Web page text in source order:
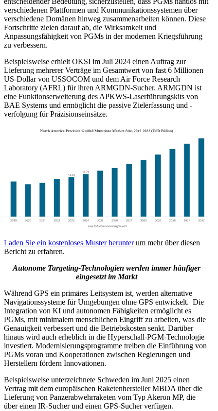
verschiedenen Plattformen und Kommunikationssystemen über
verschiedene Domänen hinweg zusammenarbeiten können. Diese
Fortschritte zielen darauf ab, die Wirksamkeit und
Anpassungsfähigkeit von PGMs in der modernen Kriegsführung
zu verbessern.
Beispielsweise erhielt OKSI im Juli 2024 einen Auftrag zur
Lieferung mehrerer Verträge im Gesamtwert von fast 6 Millionen
US-Dollar von USSOCOM und dem Air Force Research
Laboratory (AFRL) für ihren ARMGDN-Sucher. ARMGDN ist
eine Funktionserweiterung des APKWS-Laserführungskits von
BAE Systems und ermöglicht die passive Zielerfassung und -
verfolgung für Präzisionseinsätze.
Laden Sie ein kostenloses Muster herunterum mehr über diesen
Bericht zu erfahren.
Autonome Targeting-Technologien werden immer häufiger
eingesetztim Markt
Während GPS ein primäres Leitsystem ist, werden alternative
Navigationssysteme für Umgebungen ohne GPS entwickelt. Die
Integration von KI und autonomen Fähigkeiten ermöglicht es
PGMs, mit minimalem menschlichen Eingriff zu arbeiten, was die
Genauigkeit verbessert und die Betriebskosten senkt. Darüber
hinaus wird auch erheblich in die Hyperschall-PGM-Technologie
investiert. Modernisierungsprogramme treiben die Einführung von
PGMs voran und Kooperationen zwischen Regierungen und
Herstellern fördern Innovationen.
Beispielsweise unterzeichnete Schweden im Juni 2025 einen
Vertrag mit dem europäischen Raketenhersteller MBDA über die
Lieferung von Panzerabwehrraketen vom Typ Akeron MP, die
über einen IR-Sucher und einen GPS-Sucher verfügen.